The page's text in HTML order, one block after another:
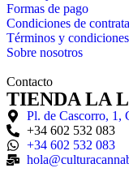
Formas de pago
Condiciones de
Términos y condiciones
Sobre nosotros
Contacto
TIENDA LA
Pl. de Cascorro, 1,
+34 602 532 083
+34 602 532 083